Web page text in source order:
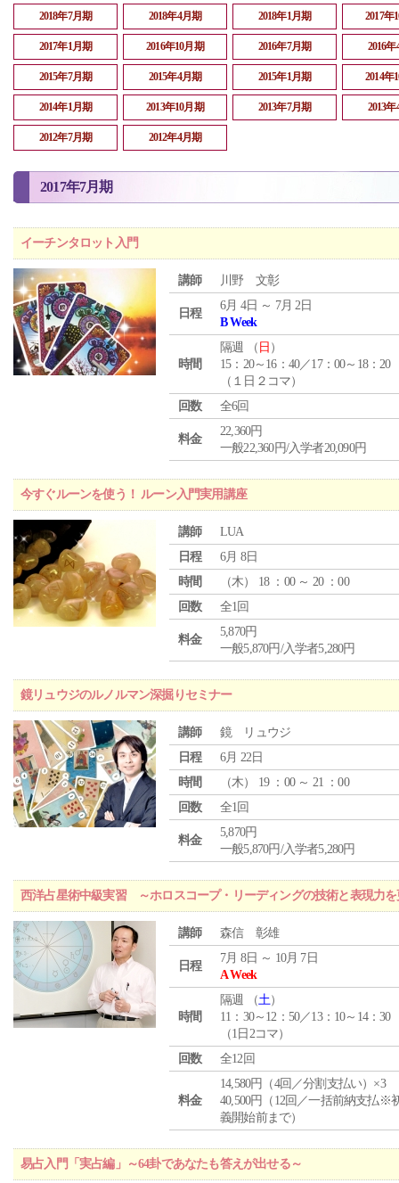
2018年7月期 2018年4月期 2018年1月期 2017年
2017年1月期 2016年10月期 2016年7月期 2016
2015年7月期 2015年4月期 2015年1月期 2014年
2014年1月期 2013年10月期 2013年7月期 2013
2012年7月期 2012年4月期
2017年7月期
イーチンタロット入門
講師 川野 文彰
日程
6月 4日 ～ 7月 2日
B Week
時間
隔週 （ 日 ）
15：20～16：40／17：00～18：20
（１日２コマ）
回数
全6回
料金
22,360円
一般22,360円/入学者20,090円
今すぐルーンを使う！ ルーン入門実用講座
講師
LUA
日程
6月 8日
時間
（木） 18 ：00 ～ 20 ：00
回数
全1回
料金
5,870円
一般5,870円/入学者5,280円
鏡リュウジのルノルマン深掘りセミナー
講師
鏡 リュウジ
日程
6月 22日
時間
（木） 19 ：00 ～ 21 ：00
回数
全1回
料金
5,870円
一般5,870円/入学者5,280円
西洋占星術中級実習 ～ホロスコープ・リーディングの技術と表現力
講師 森信 彰雄
日程
7月 8日 ～ 10月 7日
A Week
時間
隔週 （土）
11：30～12：50／13：10～14：30
（1日2コマ）
回数
全12回
料金
14,580円（4回／分割支払い）×3
40,500円（12回／一括前納支払※
義開始前まで）
易占入門「実占編」～64卦であなたも答えが出せる～